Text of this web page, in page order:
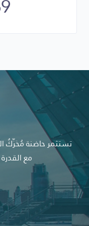
دراسة الجدوي
الشركات الداعمة
المنافسون
التحديات
المؤشرات
مخزن البيانات
البرمجيات
تستثمر حاضنة مُحَرِّكُ
مع